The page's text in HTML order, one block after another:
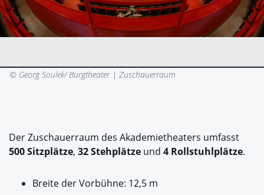
© Georg Soulek/ Burgtheater | Zuschauerraum
Der Zuschauerraum des Akademietheaters umfasst
500 Sitzplätze, 32 Stehplätze und 4 Rollstuhlplätze.
Breite der Vorbühne: 12,5 m